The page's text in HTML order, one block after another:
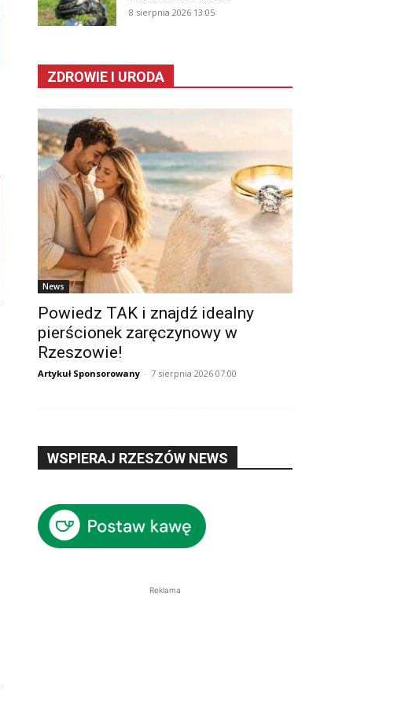
8 sierpnia 2026 13:05
ZDROWIE I URODA
News
Powiedz TAK i znajdź idealny
pierścionek zaręczynowy w
Rzeszowie!
Artykuł Sponsorowany - 7 sierpnia 2026 07:00
WSPIERAJ RZESZÓW NEWS
Reklama